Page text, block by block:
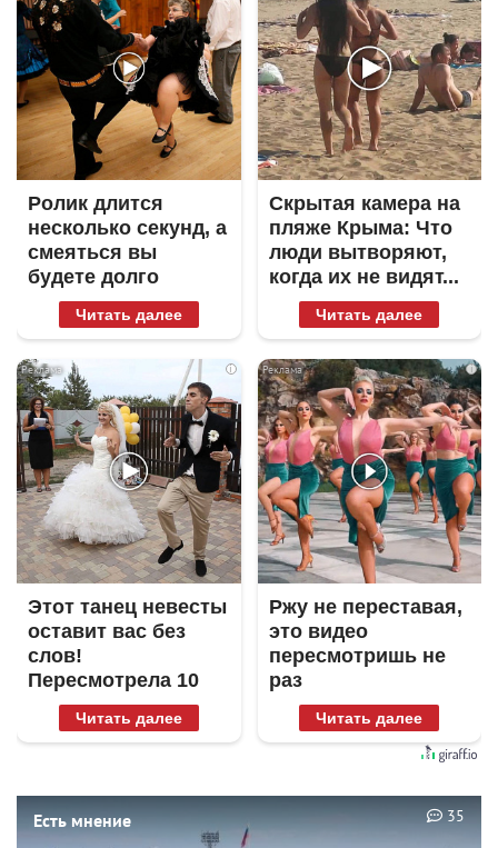
Ролик длится
несколько секунд, а
смеяться вы
будете долго
Читать далее
Скрытая камера на
пляже Крыма: Что
люди вытворяют,
когда их не видят...
Читать далее
i
Этот танец невесты
оставит вас без
слов!
Пересмотрела 10
раз
Читать далее
i
Ржу не переставая,
это видео
пересмотришь не
раз
Читать далее
Есть мнение 35